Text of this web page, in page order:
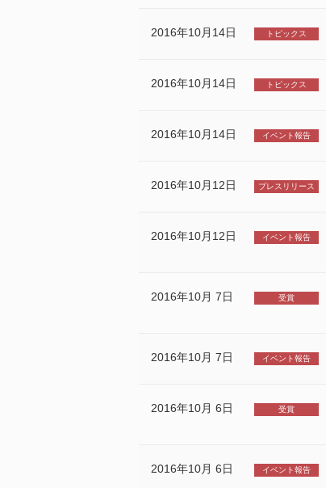
2016年10月14日 トピックス
2016年10月14日 トピックス
2016年10月14日 イベント報告
2016年10月12日 プレスリリース
2016年10月12日 イベント報告
2016年10月 7日 受賞
2016年10月 7日 イベント報告
2016年10月 6日 受賞
2016年10月 6日 イベント報告